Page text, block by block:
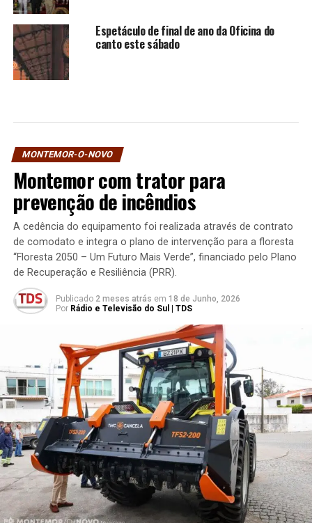
Espetáculo de final de ano da Oficina do
canto este sábado
MONTEMOR-O-NOVO
Montemor com trator para
prevenção de incêndios
A cedência do equipamento foi realizada através de contrato
de comodato e integra o plano de intervenção para a floresta
“Floresta 2050 – Um Futuro Mais Verde”, financiado pelo Plano
de Recuperação e Resiliência (PRR).
Publicado 2 meses atrás em 18 de Junho, 2026
Por Rádio e Televisão do Sul | TDS